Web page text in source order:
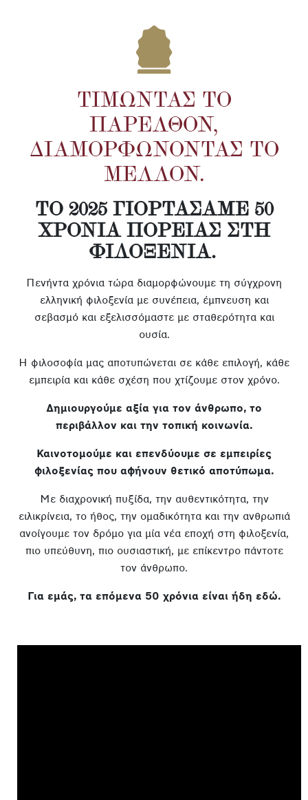
ΤΙΜΏΝΤΑΣ ΤΟ
ΠΑΡΕΛΘΌΝ,
ΔΙΑΜΟΡΦΏΝΟΝΤΑΣ ΤΟ
ΜΈΛΛΟΝ.
ΤΟ 2025 ΓΙΟΡΤΆΣΑΜΕ 50
ΧΡΌΝΙΑ ΠΟΡΕΊΑΣ ΣΤΗ
ΦΙΛΟΞΕΝΊΑ.
Πενήντα χρόνια τώρα διαμορφώνουμε τη σύγχρονη
ελληνική φιλοξενία με συνέπεια, έμπνευση και
σεβασμό και εξελισσόμαστε με σταθερότητα και
ουσία.
Η φιλοσοφία μας αποτυπώνεται σε κάθε επιλογή, κάθε
εμπειρία και κάθε σχέση που χτίζουμε στον χρόνο.
Δημιουργούμε αξία για τον άνθρωπο, το
περιβάλλον και την τοπική κοινωνία.
Καινοτομούμε και επενδύουμε σε εμπειρίες
φιλοξενίας που αφήνουν θετικό αποτύπωμα.
Με διαχρονική πυξίδα, την αυθεντικότητα, την
ειλικρίνεια, το ήθος, την ομαδικότητα και την ανθρωπιά
ανοίγουμε τον δρόμο για μία νέα εποχή στη φιλοξενία,
πιο υπεύθυνη, πιο ουσιαστική, με επίκεντρο πάντοτε
τον άνθρωπο.
Για εμάς, τα επόμενα 50 χρόνια είναι ήδη εδώ.